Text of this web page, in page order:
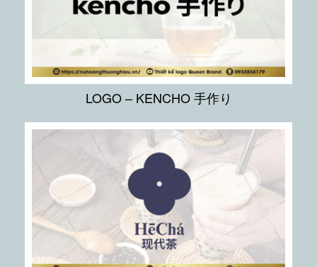
LOGO – KENCHO 手作り